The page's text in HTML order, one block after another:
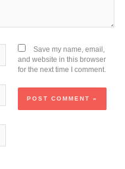
Save my name, email,
and website in this browser
for the next time I comment.